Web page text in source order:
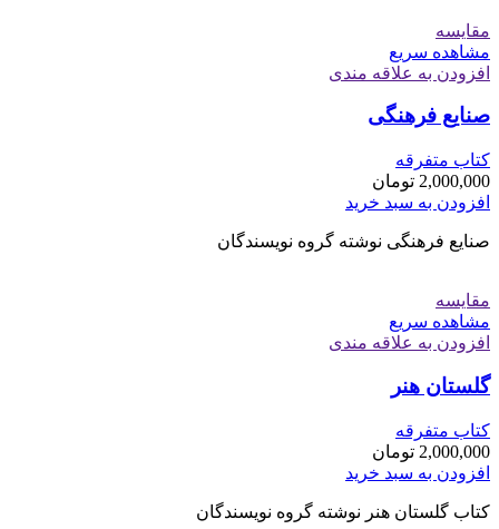
مقایسه
مشاهده سریع
افزودن به علاقه مندی
صنایع فرهنگی
کتاب متفرقه
2,000,000 تومان
افزودن به سبد خرید
صنایع فرهنگی نوشته گروه نویسندگان
مقایسه
مشاهده سریع
افزودن به علاقه مندی
گلستان هنر
کتاب متفرقه
2,000,000 تومان
افزودن به سبد خرید
کتاب گلستان هنر نوشته گروه نویسندگان